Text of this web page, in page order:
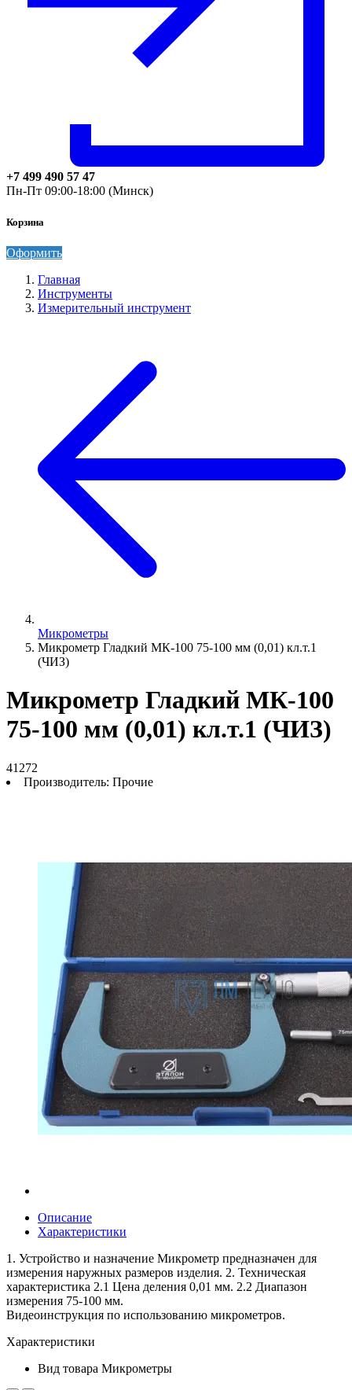
+7 499 490 57 47
Пн-Пт 09:00-18:00 (Минск)
Корзина
Оформить
Главная
Инструменты
Измерительный инструмент
Микрометры
Микрометр Гладкий МК-100 75-100 мм (0,01) кл.т.1
(ЧИЗ)
Микрометр Гладкий МК-100
75-100 мм (0,01) кл.т.1 (ЧИЗ)
41272
Производитель: Прочие
Описание
Характеристики
1. Устройство и назначение Микрометр предназначен для
измерения наружных размеров изделия. 2. Техническая
характеристика 2.1 Цена деления 0,01 мм. 2.2 Диапазон
измерения 75-100 мм.
Видеоинструкция по использованию микрометров.
Характеристики
Вид товара Микрометры